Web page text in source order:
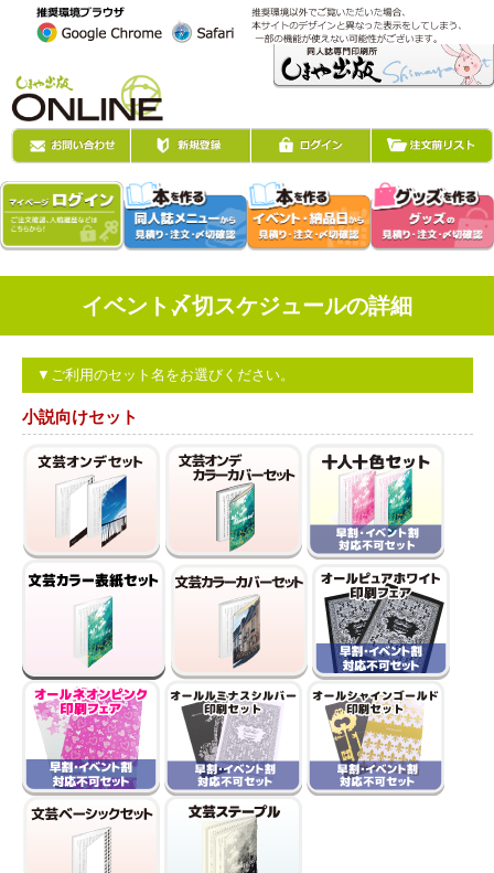
イベント〆切スケジュールの詳細
▼ご利用のセット名をお選びください。
小説向けセット